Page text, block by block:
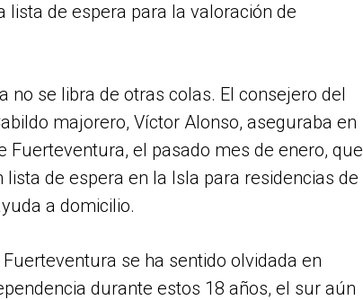
lista de espera para la valoración de
no se libra de otras colas. El consejero del
majorero, Víctor Alonso, aseguraba en
Fuerteventura, el pasado mes de enero, que
de espera en la Isla para residencias de
a domicilio.
Fuerteventura se ha sentido olvidada en
durante estos 18 años, el sur aún